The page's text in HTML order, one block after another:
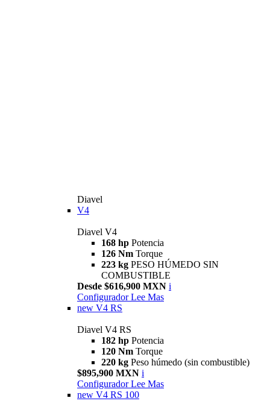
Diavel
V4
Diavel V4
168 hp Potencia
126 Nm Torque
223 kg PESO HÚMEDO SIN
COMBUSTIBLE
Desde $616,900 MXN i
Configurador Lee Mas
new V4 RS
Diavel V4 RS
182 hp Potencia
120 Nm Torque
220 kg Peso húmedo (sin combustible)
$895,900 MXN i
Configurador Lee Mas
new V4 RS 100